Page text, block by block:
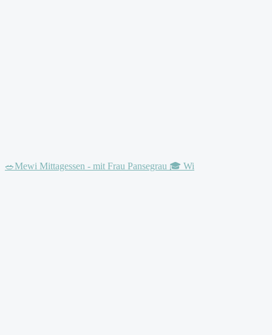
🥗Mewi Mittagessen - mit Frau Pansegrau 🎓 Wi